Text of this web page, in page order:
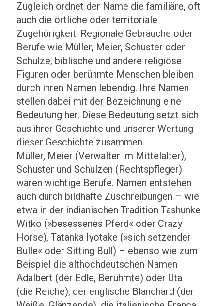
Zugleich ordnet der Name die familiäre, oft
auch die örtliche oder territoriale
Zugehörigkeit. Regionale Gebräuche oder
Berufe wie Müller, Meier, Schuster oder
Schulze, biblische und andere religiöse
Figuren oder berühmte Menschen bleiben
durch ihren Namen lebendig. Ihre Namen
stellen dabei mit der Bezeichnung eine
Bedeutung her. Diese Bedeutung setzt sich
aus ihrer Geschichte und unserer Wertung
dieser Geschichte zusammen.
Müller, Meier (Verwalter im Mittelalter),
Schuster und Schulzen (Rechtspfleger)
waren wichtige Berufe. Namen entstehen
auch durch bildhafte Zuschreibungen – wie
etwa in der indianischen Tradition Tashunke
Witko (»besessenes Pferd« oder Crazy
Horse), Tatanka Iyotake (»sich setzender
Bulle« oder Sitting Bull) – ebenso wie zum
Beispiel die althochdeutschen Namen
Adalbert (der Edle, Berühmte) oder Uta
(die Reiche), der englische Blanchard (der